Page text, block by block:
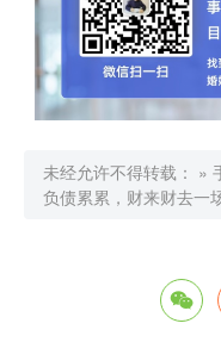
未经允许不得转载： »
负债累累，财来财去
